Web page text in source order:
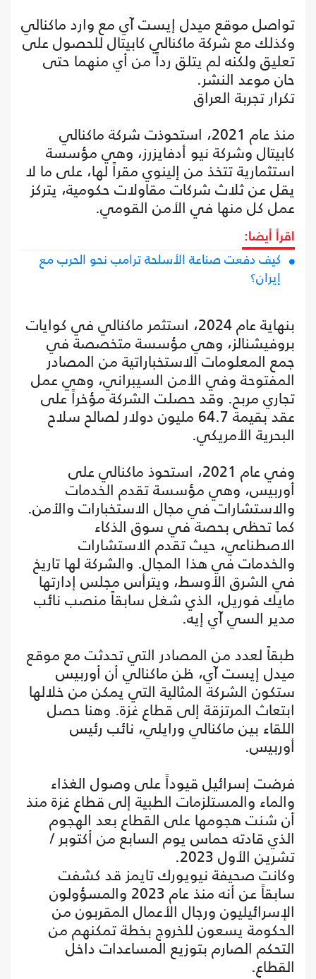
تواصل موقع ميدل إيست آي مع وارد ماكنالي
وكذلك مع شركة ماكنالي كابيتال للحصول على
تعليق ولكنه لم يتلق رداً من أي منهما حتى
حان موعد النشر.
تكرار تجربة العراق
منذ عام 2021، استحوذت شركة ماكنالي
كابيتال وشركة نيو أدفايزرز، وهي مؤسسة
استثمارية تتخذ من إلينوي مقراً لها، على ما لا
يقل عن ثلاث شركات مقاولات حكومية، يتركز
عمل كل منها في الأمن القومي.
اقرأ أيضا:
كيف دفعت صناعة الأسلحة ترامب نحو الحرب مع
إيران؟
بنهاية عام 2024، استثمر ماكنالي في كوايات
بروفيشنالز، وهي مؤسسة متخصصة في
جمع المعلومات الاستخباراتية من المصادر
المفتوحة وفي الأمن السيبراني، وهي عمل
تجاري مربح. وقد حصلت الشركة مؤخراً على
عقد بقيمة 64.7 مليون دولار لصالح سلاح
البحرية الأمريكي.
وفي عام 2021، استحوذ ماكنالي على
أوربيس، وهي مؤسسة تقدم الخدمات
والاستشارات في مجال الاستخبارات والأمن.
كما تحظى بحصة في سوق الذكاء
الاصطناعي، حيث تقدم الاستشارات
والخدمات في هذا المجال. والشركة لها تاريخ
في الشرق الأوسط، ويترأس مجلس إدارتها
مايك فوريل، الذي شغل سابقاً منصب نائب
مدير السي آي إيه.
طبقاً لعدد من المصادر التي تحدثت مع موقع
ميدل إيست آي، ظن ماكنالي أن أوربيس
ستكون الشركة المثالية التي يمكن من خلالها
ابتعاث المرتزقة إلى قطاع غزة. وهنا حصل
اللقاء بين ماكنالي ورايلي، نائب رئيس
أوربيس.
فرضت إسرائيل قيوداً على وصول الغذاء
والماء والمستلزمات الطبية إلى قطاع غزة منذ
أن شنت هجومها على القطاع بعد الهجوم
الذي قادته حماس يوم السابع من أكتوبر /
تشرين الأول 2023.
وكانت صحيفة نيويورك تايمز قد كشفت
سابقاً عن أنه منذ عام 2023 والمسؤولون
الإسرائيليون ورجال الأعمال المقربون من
الحكومة يسعون للخروج بخطة تمكنهم من
التحكم الصارم بتوزيع المساعدات داخل
القطاع.